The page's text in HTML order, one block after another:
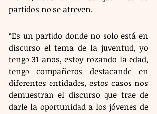
partidos no se atreven.
“Es un partido donde no solo está en
discurso el tema de la juventud, yo
tengo 31 años, estoy rozando la edad,
tengo compañeros destacando en
diferentes entidades, estos casos nos
demuestran el discurso que trae de
darle la oportunidad a los jóvenes de